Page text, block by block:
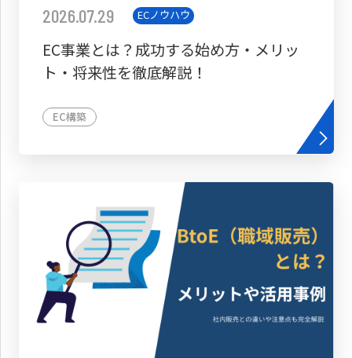
2026.07.29 ECノウハウ
EC事業とは？成功する始め方・メリッ
ト・将来性を徹底解説！
EC構築